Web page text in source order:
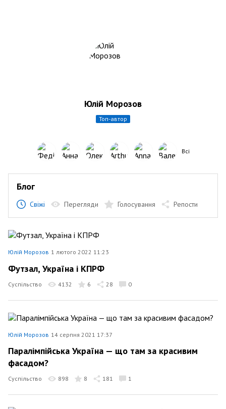
Юлій Морозов
топ-автор
Всі
Блог
Свіжі Перегляди Голосування Репости
Юлій Морозов 1 лютого 2022 11:23
Футзал, Україна і КПРФ
Суспільство 4132 6 28 0
Юлій Морозов 14 серпня 2021 17:37
Паралімпійська Україна — що там за красивим
фасадом?
Суспільство 898 8 181 1